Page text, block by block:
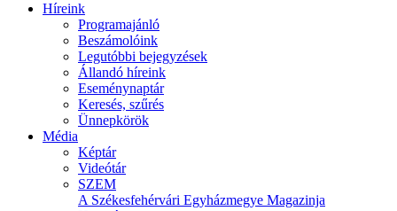
Híreink
Programajánló
Beszámolóink
Legutóbbi bejegyzések
Állandó híreink
Eseménynaptár
Keresés, szűrés
Ünnepkörök
Média
Képtár
Videótár
SZEM
A Székesfehérvári Egyházmegye Magazinja